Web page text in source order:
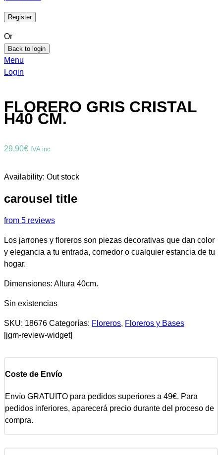
Or
Back to login
Menu
Login
FLORERO GRIS CRISTAL
H40 CM.
29,90€ IVA inc
Availability: Out stock
carousel title
from 5 reviews
Los jarrones y floreros son piezas decorativas que dan color
y elegancia a tu entrada, comedor o cualquier estancia de tu
hogar.
Dimensiones: Altura 40cm.
Sin existencias
SKU: 18676 Categorías: Floreros, Floreros y Bases
[jgm-review-widget]
Coste de Envío
Envío GRATUITO para pedidos superiores a 49€. Para
pedidos inferiores, aparecerá precio durante del proceso de
compra.